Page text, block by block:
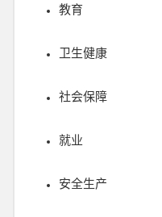
教育
卫生健康
社会保障
就业
安全生产